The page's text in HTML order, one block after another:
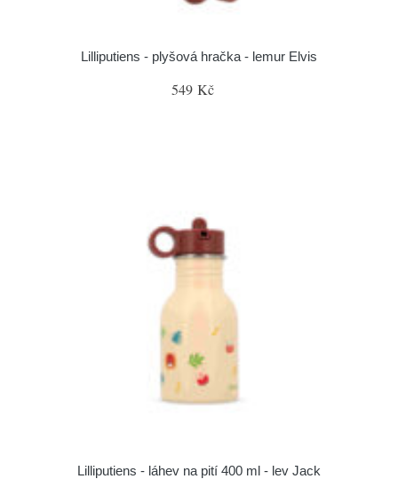
Lilliputiens - plyšová hračka - lemur Elvis
549 Kč
Lilliputiens - láhev na pití 400 ml - lev Jack